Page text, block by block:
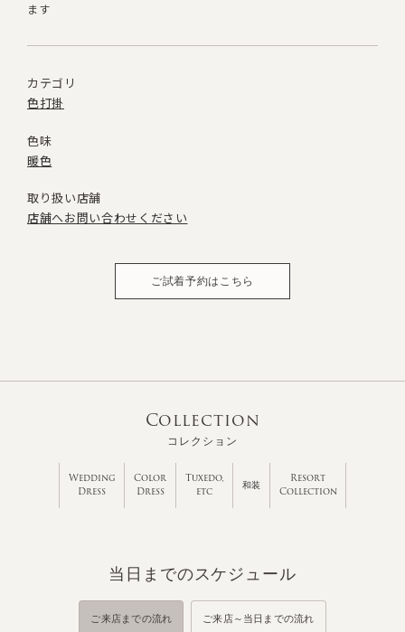
ます
カテゴリ
色打掛
色味
暖色
取り扱い店舗
店舗へお問い合わせください
ご試着予約はこちら
Collection
コレクション
Wedding
Dress
Color
Dress
Tuxedo,
etc
和装
Resort
Collection
当日までのスケジュール
ご来店までの流れ ご来店～当日までの流れ